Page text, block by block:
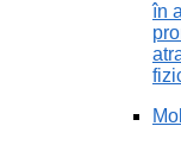
în